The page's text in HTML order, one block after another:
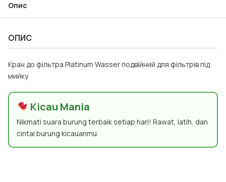
Опис
ОПИС
Кран до фільтра Platinum Wasser подвійний для фільтрів під
мийку
Kicau Mania
Nikmati suara burung terbaik setiap hari! Rawat, latih, dan
cintai burung kicauanmu.